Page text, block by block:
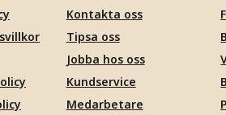
Kontakta oss
Tipsa oss
Jobba hos oss
Kundservice
Medarbetare